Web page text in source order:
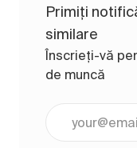
Primiți
similare
Înscrieți-vă
de muncă